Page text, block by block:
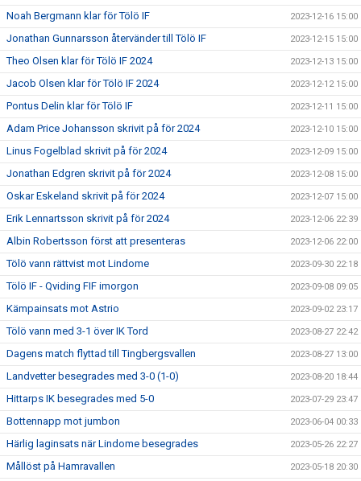
Noah Bergmann klar för Tölö IF 2023-12-16 15:00
Jonathan Gunnarsson återvänder till Tölö IF 2023-12-15 15:00
Theo Olsen klar för Tölö IF 2024 2023-12-13 15:00
Jacob Olsen klar för Tölö IF 2024 2023-12-12 15:00
Pontus Delin klar för Tölö IF 2023-12-11 15:00
Adam Price Johansson skrivit på för 2024 2023-12-10 15:00
Linus Fogelblad skrivit på för 2024 2023-12-09 15:00
Jonathan Edgren skrivit på för 2024 2023-12-08 15:00
Oskar Eskeland skrivit på för 2024 2023-12-07 15:00
Erik Lennartsson skrivit på för 2024 2023-12-06 22:39
Albin Robertsson först att presenteras 2023-12-06 22:00
Tölö vann rättvist mot Lindome 2023-09-30 22:18
Tölö IF - Qviding FIF imorgon 2023-09-08 09:05
Kämpainsats mot Astrio 2023-09-02 23:17
Tölö vann med 3-1 över IK Tord 2023-08-27 22:42
Dagens match flyttad till Tingbergsvallen 2023-08-27 13:00
Landvetter besegrades med 3-0 (1-0) 2023-08-20 18:44
Hittarps IK besegrades med 5-0 2023-07-29 23:47
Bottennapp mot jumbon 2023-06-04 00:33
Härlig laginsats när Lindome besegrades 2023-05-26 22:27
Mållöst på Hamravallen 2023-05-18 20:30